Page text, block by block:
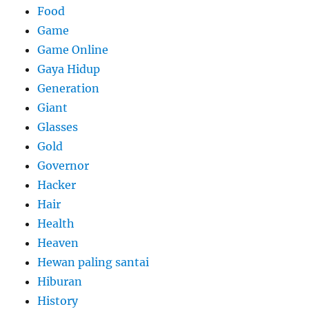
Food
Game
Game Online
Gaya Hidup
Generation
Giant
Glasses
Gold
Governor
Hacker
Hair
Health
Heaven
Hewan paling santai
Hiburan
History